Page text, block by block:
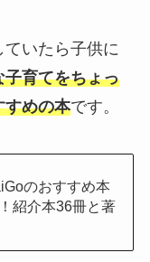
いたら子供に
子育てをちょっ
すめの本です。
のおすすめ本
紹介本36冊と著